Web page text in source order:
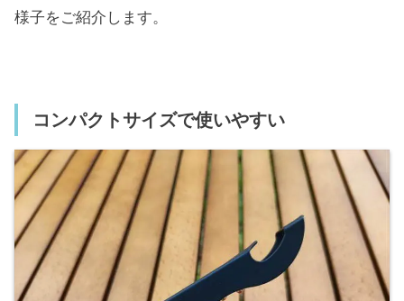
様子をご紹介します。
コンパクトサイズで使いやすい